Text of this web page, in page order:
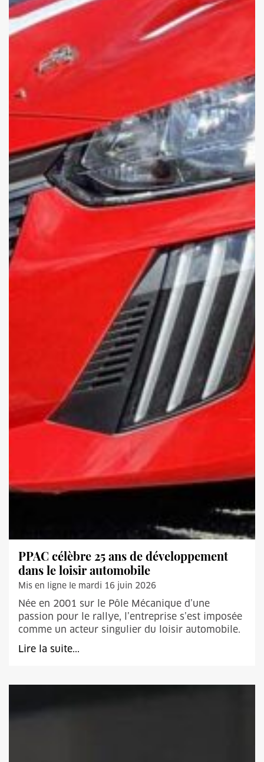
PPAC célèbre 25 ans de développement
dans le loisir automobile
Mis en ligne le mardi 16 juin 2026
Née en 2001 sur le Pôle Mécanique d’une
passion pour le rallye, l’entreprise s’est imposée
comme un acteur singulier du loisir automobile.
Lire la suite...